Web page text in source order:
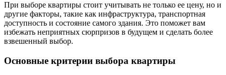
При выборе квартиры стоит учитывать не только ее цену, но и
другие факторы, такие как инфраструктура, транспортная
доступность и состояние самого здания. Это поможет вам
избежать неприятных сюрпризов в будущем и сделать более
взвешенный выбор.
Основные критерии выбора квартиры